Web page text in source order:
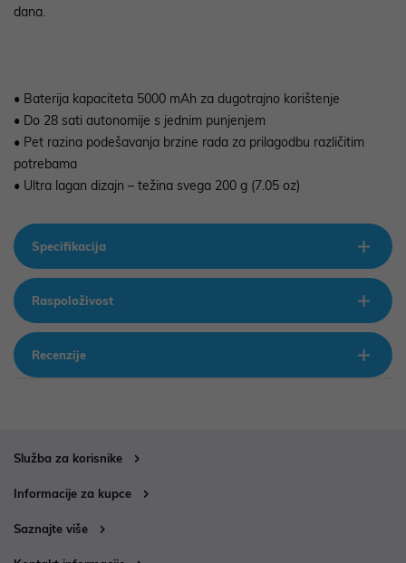
dana.
• Baterija kapaciteta 5000 mAh za dugotrajno korištenje
• Do 28 sati autonomije s jednim punjenjem
• Pet razina podešavanja brzine rada za prilagodbu različitim
potrebama
• Ultra lagan dizajn – težina svega 200 g (7.05 oz)
Specifikacija
Raspoloživost
Recenzije
Služba za korisnike
Informacije za kupce
Saznajte više